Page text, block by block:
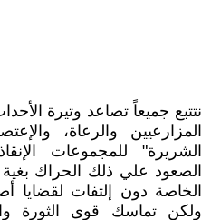
نتتبع جميعاً تصاعد وتيرة
المزارعيين والرعاة،
الشريرة" للمجموعات
الصعود علي ذلك الحراك
الخاصة دون إلتفات لقضايا
ولكن تماسك قوى الثورة